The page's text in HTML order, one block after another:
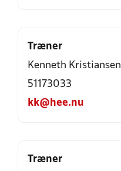
Træner
Kenneth Kristiansen
51173033
kk@hee.nu
Træner